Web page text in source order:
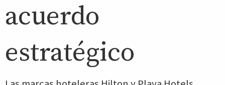
acuerdo
estratégico